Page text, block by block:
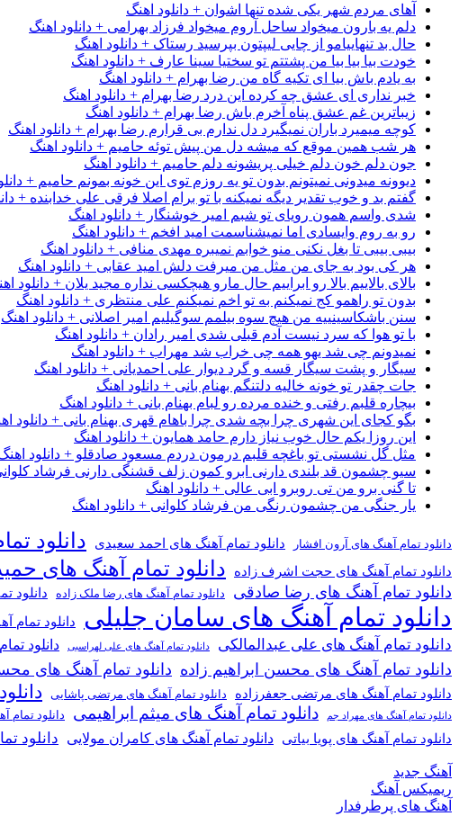
آهای مردم شهر یکی شده تنها اشوان + دانلود اهنگ
دلم یه بارون میخواد ساحل آروم میخواد فرزاد بهرامی + دانلود اهنگ
حال بد تنهاییامو از چایی لیپتون بپرسید رستاک + دانلود اهنگ
خودت بیا بیا بیا من پشتتم تو سختیا سینا عارف + دانلود اهنگ
به یادم باش بیا ای تکیه گاه من رضا بهرام + دانلود اهنگ
خبر نداری ای عشق چه کرده این درد رضا بهرام + دانلود اهنگ
زیباترین غم عشق پناه آخرم باش رضا بهرام + دانلود اهنگ
کوچه میمیرد باران نمیگیرد دل ندارم بی قرارم رضا بهرام + دانلود اهنگ
هر شب همین موقع که میشه دل من پیش توئه حامیم + دانلود اهنگ
جون دلم خون دلم خیلی پریشونه دلم حامیم + دانلود اهنگ
دیوونه میدونی نمیتونم بدون تو یه روزم توی این خونه بمونم حامیم +
گفتم بد و خوب تقدیر دیگه نمیکنه با تو برام اصلا فرقی علی خدابنده +
شدی واسم همون رویای تو شبم امیر خوشنگار + دانلود اهنگ
رو به روم وایسادی اما نمیشناسمت امید افخم + دانلود اهنگ
بیبی بیبی تا بغل نکنی منو خوابم نمیبره مهدی منافی + دانلود اهنگ
هر کی بود به جای من مثل من میرفت دلش امید عقابی + دانلود اهنگ
بالای بالاییم بالا رو ابراییم حال مارو هیچکسی نداره مجید یلان + دانلود
بدون تو راهمو کج نمیکنم به تو اخم نمیکنم علی منتظری + دانلود اهنگ
سنن باشکاسینییه من هیچ سوه بیلمم سوگیلیم امیر اصلانی + دانلود اهنگ
با تو هوا که سرد نیست آدم قبلی شدی امیر رادان + دانلود اهنگ
نمیدونم چی شد یهو همه چی خراب شد مهراب + دانلود اهنگ
سیگار و پشت سیگار قسه و گرد دیوار علی احمدیانی + دانلود اهنگ
جات چقدر تو خونه خالیه دلتنگم بهنام بانی + دانلود اهنگ
بیچاره قلبم رفتی و خنده مرده رو لبام بهنام بانی + دانلود اهنگ
بگو کجای این شهری چرا بچه شدی چرا باهام قهری بهنام بانی + دانلود
این روزا یکم حال خوب نیاز دارم حامد همایون + دانلود اهنگ
مثل گل نشستی تو باغچه قلبم درمون دردم مسعود صادقلو + دانلود
سیو چشمون قد بلندی دارنی ابرو کمون زلف قشنگی دارنی فرشاد
تا گنی برو من تی روبرو ابی عالی + دانلود اهنگ
یار جنگی من چشمون رنگی من فرشاد کلوانی + دانلود اهنگ
دانلود تمام آهنگ های آرون افشار دانلود تمام آهنگ های احمد سعیدی دانلود
دانلود تمام آهنگ های حجت اشرف زاده دانلود تمام آهنگ های
دانلود تمام آهنگ های رضا صادقی
دانلود تمام آهنگ های رضا ملک زاده دانلود
دانلود تمام آهنگ های سامان جلیلی دانلود تمام
دانلود تمام آهنگ های علی عبدالمالکی دانلود تمام آهنگ های علی لهراسبی دانلود
دانلود تمام آهنگ های محسن ابراهیم زاده دانلود تمام آهنگ های
دانلود تمام آهنگ های مرتضی جعفرزاده دانلود تمام آهنگ های مرتضی پاشایی
دانلود تمام آهنگ های مهراد جم دانلود تمام آهنگ های میثم ابراهیمی دانلود تمام
دانلود تمام آهنگ های پویا بیاتی دانلود تمام آهنگ های کامران مولایی دانلود
آهنگ جدید
ریمیکس آهنگ
آهنگ های پرطرفدار